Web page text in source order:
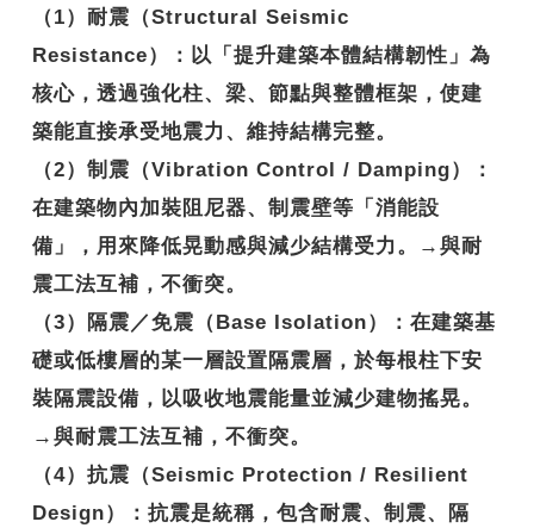
（1）耐震（Structural Seismic
Resistance）：以「提升建築本體結構韌性」為
核心，透過強化柱、梁、節點與整體框架，使建
築能直接承受地震力、維持結構完整。
（2）制震（Vibration Control / Damping）：
在建築物內加裝阻尼器、制震壁等「消能設
備」，用來降低晃動感與減少結構受力。→與耐
震工法互補，不衝突。
（3）隔震／免震（Base Isolation）：在建築基
礎或低樓層的某一層設置隔震層，於每根柱下安
裝隔震設備，以吸收地震能量並減少建物搖晃。
→與耐震工法互補，不衝突。
（4）抗震（Seismic Protection / Resilient
Design）：抗震是統稱，包含耐震、制震、隔